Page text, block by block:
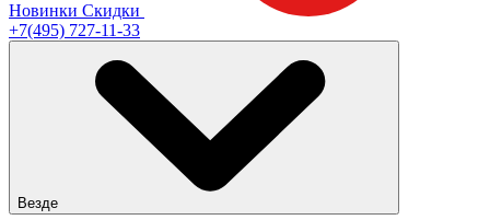
Новинки Скидки
+7(495) 727-11-33
Везде